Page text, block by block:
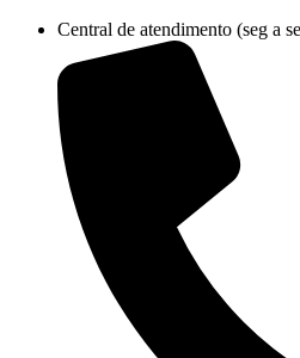
conteúdo
Central de atendimento (seg a